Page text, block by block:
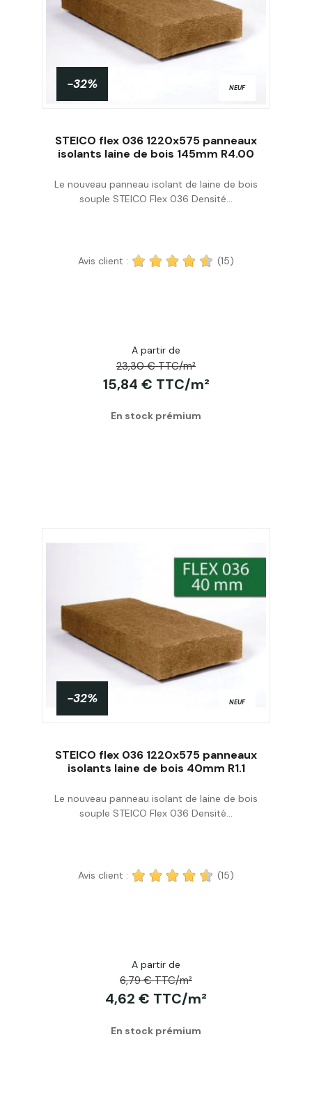
Acheter
-32% NEUF
STEICO flex 036 1220x575 panneaux
isolants laine de bois 145mm R4.00
Le nouveau panneau isolant de laine de bois
souple STEICO Flex 036 Densité...
Avis client : (15)
A partir de
23,30 € TTC/m²
15,84 € TTC/m²
En stock prémium
Acheter
-32% NEUF
STEICO flex 036 1220x575 panneaux
isolants laine de bois 40mm R1.1
Le nouveau panneau isolant de laine de bois
souple STEICO Flex 036 Densité...
Avis client : (15)
A partir de
6,79 € TTC/m²
4,62 € TTC/m²
En stock prémium